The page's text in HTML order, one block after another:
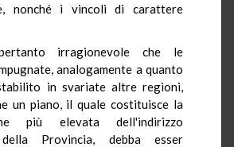
nonché i vincoli di carattere
irragionevole che le
analogamente a quanto
in svariate altre regioni,
un piano, il quale costituisce la
più elevata dell'indirizzo
Provincia, debba esser